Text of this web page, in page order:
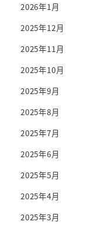
2026年1月
2025年12月
2025年11月
2025年10月
2025年9月
2025年8月
2025年7月
2025年6月
2025年5月
2025年4月
2025年3月